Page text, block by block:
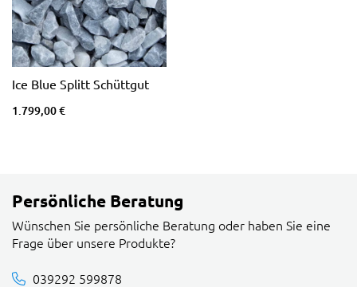
Ice Blue Splitt Schüttgut
1.799,00 €
Persönliche Beratung
Wünschen Sie persönliche Beratung oder haben Sie eine
Frage über unsere Produkte?
039292 599878